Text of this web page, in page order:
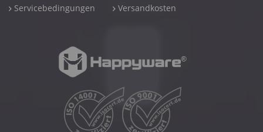
Servicebedingungen Versandkosten